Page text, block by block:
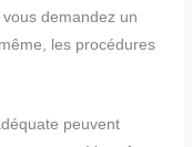
demandez un
les procédures
peuvent